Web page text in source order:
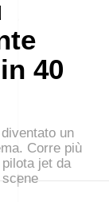
40
un
Corre più
jet da